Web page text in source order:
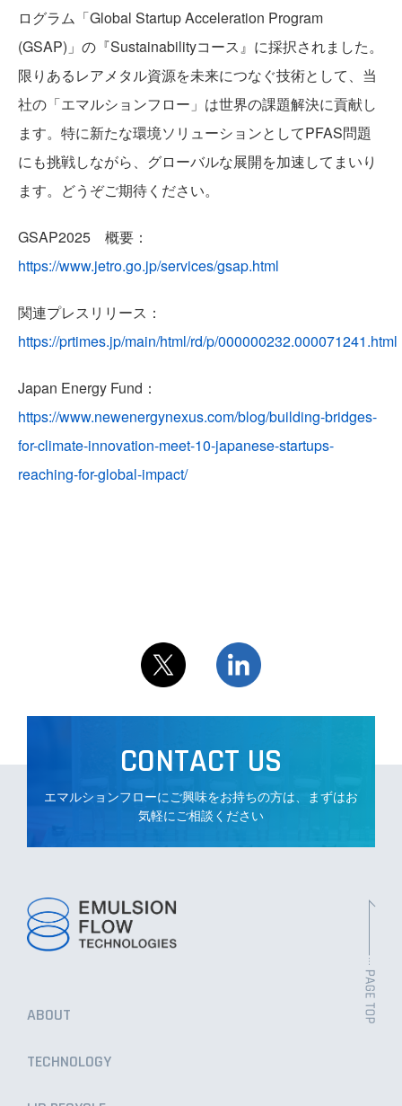
PFAS REMOVAL
LIB RECYCLE
TEAM
NEWS
ログラム「Global Startup Acceleration Program
(GSAP)」の『Sustainabilityコース』に採択されました。
限りあるレアメタル資源を未来につなぐ技術として、当
社の「エマルションフロー」は世界の課題解決に貢献し
ます。特に新たな環境ソリューションとしてPFAS問題
にも挑戦しながら、グローバルな展開を加速してまいり
ます。どうぞご期待ください。
GSAP2025 概要：
https://www.jetro.go.jp/services/gsap.html
関連プレスリリース：
https://prtimes.jp/main/html/rd/p/000000232.000071241.html
Japan Energy Fund：
https://www.newenergynexus.com/blog/building-bridges-
for-climate-innovation-meet-10-japanese-startups-
reaching-for-global-impact/
CONTACT US
エマルションフローにご興味をお持ちの方は、まずはお
気軽にご相談ください
ABOUT
TECHNOLOGY